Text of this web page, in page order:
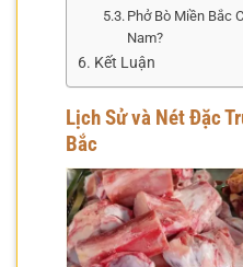
Phở Bò Miền Bắc
Nam?
Kết Luận
Lịch Sử và Nét Đặc
Bắc